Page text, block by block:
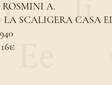
ROSMINI A.
LA SCALIGERA CASA
16€